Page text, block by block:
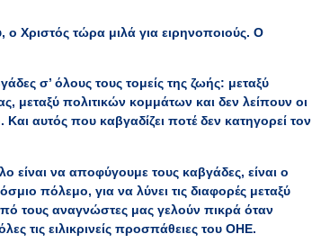
ο Χριστός τώρα μιλά για ειρηνοποιούς. Ο
σ’ όλους τους τομείς της ζωής: μεταξύ
μεταξύ πολιτικών κομμάτων και δεν λείπουν οι
αυτός που καβγαδίζει ποτέ δεν κατηγορεί τον
είναι να αποφύγουμε τους καβγάδες, είναι ο
πόλεμο, για να λύνει τις διαφορές μεταξύ
τους αναγνώστες μας γελούν πικρά όταν
τις ειλικρινείς προσπάθειες του ΟΗΕ.